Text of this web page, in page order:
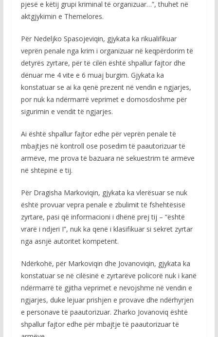
pjesë e këtij grupi kriminal të organizuar…”, thuhet në
aktgjykimin e Themelores.
Për Nedeljko Spasojeviqin, gjykata ka rikualifikuar
veprën penale nga krim i organizuar në keqpërdorim të
detyrës zyrtare, për të cilën është shpallur fajtor dhe
dënuar me 4 vite e 6 muaj burgim. Gjykata ka
konstatuar se ai ka qenë prezent në vendin e ngjarjes,
por nuk ka ndërmarrë veprimet e domosdoshme për
sigurimin e vendit të ngjarjes.
Ai është shpallur fajtor edhe për veprën penale të
mbajtjes në kontroll ose posedim të paautorizuar të
armëve, me prova të bazuara në sekuestrim të armëve
në shtëpinë e tij.
Për Dragisha Markoviqin, gjykata ka vlerësuar se nuk
është provuar vepra penale e zbulimit të fshehtësisë
zyrtare, pasi që informacioni i dhënë prej tij – “është
vrarë i ndjeri I”, nuk ka qenë i klasifikuar si sekret zyrtar
nga asnjë autoritet kompetent.
Ndërkohë, për Markoviqin dhe Jovanoviqin, gjykata ka
konstatuar se në cilësinë e zyrtarëve policorë nuk i kanë
ndërmarrë të gjitha veprimet e nevojshme në vendin e
ngjarjes, duke lejuar prishjen e provave dhe ndërhyrjen
e personave të paautorizuar. Zharko Jovanoviq është
shpallur fajtor edhe për mbajtje të paautorizuar të